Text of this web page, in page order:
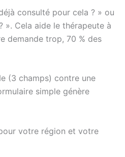
consulté pour cela ? » ou
». Cela aide le thérapeute à
demande trop, 70 % des
(3 champs) contre une
simple génère
votre région et votre